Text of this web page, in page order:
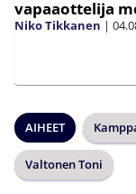
vapaaottelija
Niko Tikkanen |
AIHEET
Valtonen Toni